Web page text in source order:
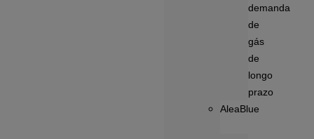
demanda
de
gás
de
longo
prazo
AleaBlue